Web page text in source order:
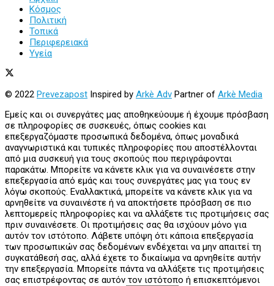
Κόσμος
Πολιτική
Τοπικά
Περιφερειακά
Υγεία
© 2022 Prevezapost Inspired by Arkè Adv Partner of Arkè Media
Εμείς και οι συνεργάτες μας αποθηκεύουμε ή έχουμε πρόσβαση
σε πληροφορίες σε συσκευές, όπως cookies και
επεξεργαζόμαστε προσωπικά δεδομένα, όπως μοναδικά
αναγνωριστικά και τυπικές πληροφορίες που αποστέλλονται
από μια συσκευή για τους σκοπούς που περιγράφονται
παρακάτω. Μπορείτε να κάνετε κλικ για να συναινέσετε στην
επεξεργασία από εμάς και τους συνεργάτες μας για τους εν
λόγω σκοπούς. Εναλλακτικά, μπορείτε να κάνετε κλικ για να
αρνηθείτε να συναινέστε ή να αποκτήσετε πρόσβαση σε πιο
λεπτομερείς πληροφορίες και να αλλάξετε τις προτιμήσεις σας
πριν συναινέσετε. Οι προτιμήσεις σας θα ισχύουν μόνο για
αυτόν τον ιστότοπο. Λάβετε υπόψη ότι κάποια επεξεργασία
των προσωπικών σας δεδομένων ενδέχεται να μην απαιτεί τη
συγκατάθεσή σας, αλλά έχετε το δικαίωμα να αρνηθείτε αυτήν
την επεξεργασία. Μπορείτε πάντα να αλλάξετε τις προτιμήσεις
σας επιστρέφοντας σε αυτόν τον ιστότοπο ή επισκεπτόμενοι